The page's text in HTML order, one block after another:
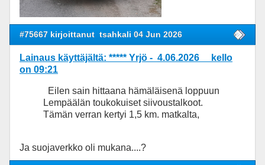
#75667 kirjoittanut tsahkali 04 Jun 2026
Lainaus käyttäjältä: ***** Yrjö - 4.06.2026 kello
on 09:21
Eilen sain hittaana hämäläisenä loppuun
Lempäälän toukokuiset siivoustalkoot.
Tämän verran kertyi 1,5 km. matkalta,
Ja suojaverkko oli mukana....?